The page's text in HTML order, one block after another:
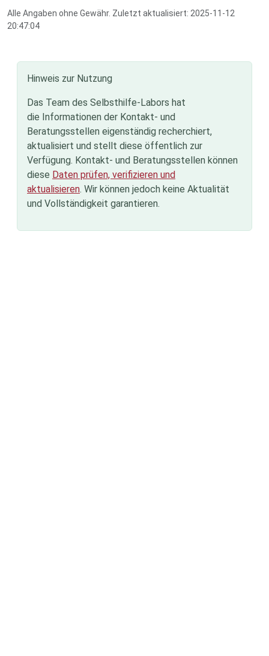
Alle Angaben ohne Gewähr. Zuletzt aktualisiert: 2025-11-12
20:47:04
Hinweis zur Nutzung
Das Team des Selbsthilfe-Labors hat
die Informationen der Kontakt- und
Beratungsstellen eigenständig recherchiert,
aktualisiert und stellt diese öffentlich zur
Verfügung. Kontakt- und Beratungsstellen können
diese Daten prüfen, verifizieren und
aktualisieren. Wir können jedoch keine Aktualität
und Vollständigkeit garantieren.